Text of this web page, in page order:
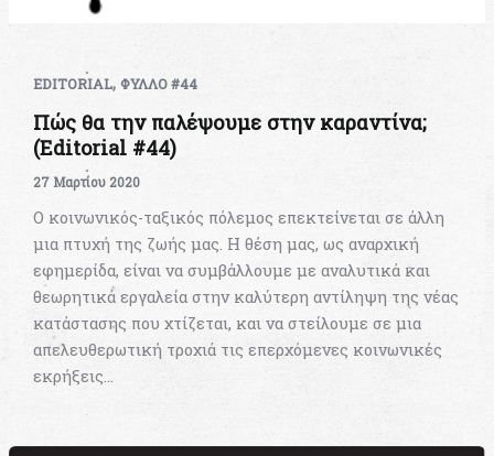
EDITORIAL, ΦΥΛΛΟ #44
Πώς θα την παλέψουμε στην καραντίνα;
(Editorial #44)
27 Μαρτίου 2020
Ο κοινωνικός-ταξικός πόλεμος επεκτείνεται σε άλλη
μια πτυχή της ζωής μας. Η θέση μας, ως αναρχική
εφημερίδα, είναι να συμβάλλουμε με αναλυτικά και
θεωρητικά εργαλεία στην καλύτερη αντίληψη της νέας
κατάστασης που χτίζεται, και να στείλουμε σε μια
απελευθερωτική τροχιά τις επερχόμενες κοινωνικές
εκρήξεις…